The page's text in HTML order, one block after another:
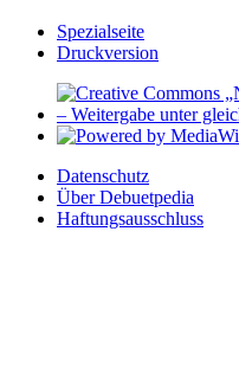
Spezialseite
Druckversion
Datenschutz
Über Debuetpedia
Haftungsausschluss